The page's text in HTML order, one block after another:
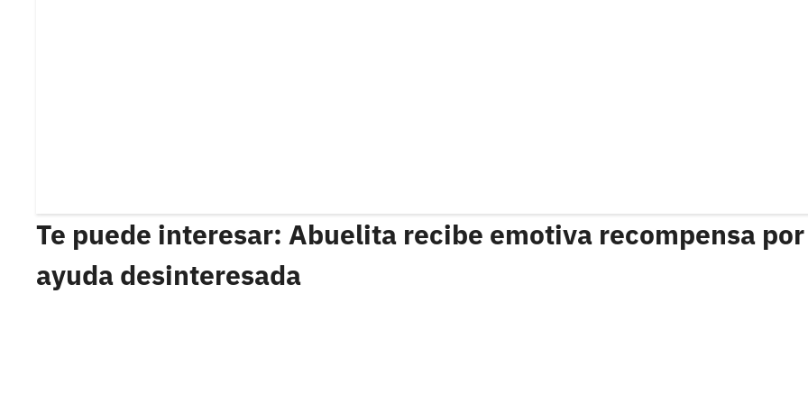
Te puede interesar: Abuelita recibe emotiva recompensa
ayuda desinteresada